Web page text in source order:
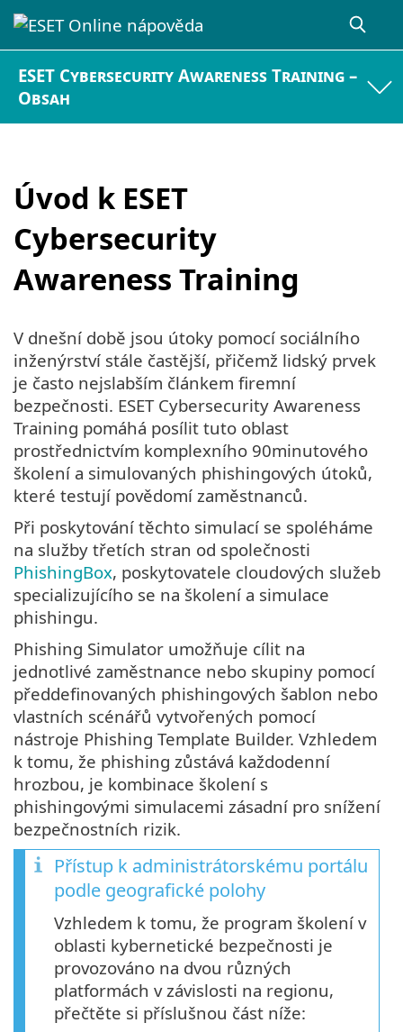
ESET Cybersecurity Awareness Training –
Obsah
Úvod k ESET
Cybersecurity
Awareness Training
V dnešní době jsou útoky pomocí sociálního
inženýrství stále častější, přičemž lidský prvek
je často nejslabším článkem firemní
bezpečnosti. ESET Cybersecurity Awareness
Training pomáhá posílit tuto oblast
prostřednictvím komplexního 90minutového
školení a simulovaných phishingových útoků,
které testují povědomí zaměstnanců.
Při poskytování těchto simulací se spoléháme
na služby třetích stran od společnosti
PhishingBox, poskytovatele cloudových služeb
specializujícího se na školení a simulace
phishingu.
Phishing Simulator umožňuje cílit na
jednotlivé zaměstnance nebo skupiny pomocí
předdefinovaných phishingových šablon nebo
vlastních scénářů vytvořených pomocí
nástroje Phishing Template Builder. Vzhledem
k tomu, že phishing zůstává každodenní
hrozbou, je kombinace školení s
phishingovými simulacemi zásadní pro snížení
bezpečnostních rizik.
Přístup k administrátorskému portálu
podle geografické polohy
Vzhledem k tomu, že program školení v
oblasti kybernetické bezpečnosti je
provozováno na dvou různých
platformách v závislosti na regionu,
přečtěte si příslušnou část níže: